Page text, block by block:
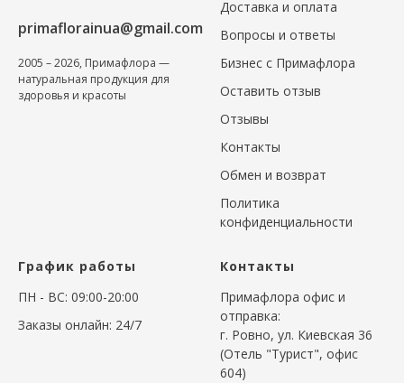
primaflorainua@gmail.com
2005 – 2026, Примафлора —
натуральная продукция для
здоровья и красоты
Доставка и оплата
Вопросы и ответы
Бизнес с Примафлора
Оставить отзыв
Отзывы
Контакты
Обмен и возврат
Политика
конфиденциальности
График работы
ПН - ВС: 09:00-20:00
Заказы онлайн: 24/7
Контакты
Примафлора офис и
отправка:
г. Ровно, ул. Киевская 36
(Отель "Турист", офис
604)